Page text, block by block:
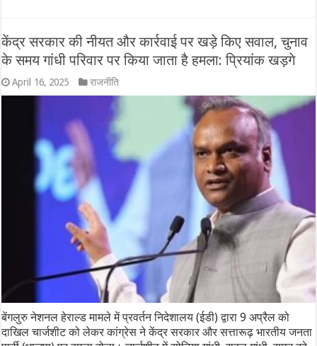
केंद्र सरकार की नीयत और कार्रवाई पर खड़े किए सवाल, चुनाव
के समय गांधी परिवार पर क‍िया जाता है हमला: प्रियांक खड़गे
April 16, 2025 राजनीति
बेंगलुरु नेशनल हेराल्ड मामले में प्रवर्तन निदेशालय (ईडी) द्वारा 9 अप्रैल को
दाखिल चार्जशीट को लेकर कांग्रेस ने केंद्र सरकार और सत्तारूढ़ भारतीय जनता